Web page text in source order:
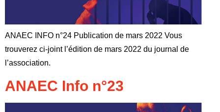
ANAEC INFO n°24 Publication de mars 2022 Vous
trouverez ci-joint l’édition de mars 2022 du journal de
l’association.
ANAEC Info n°23